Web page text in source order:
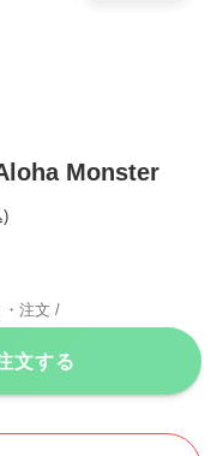
Monster
)
注文 /
文する